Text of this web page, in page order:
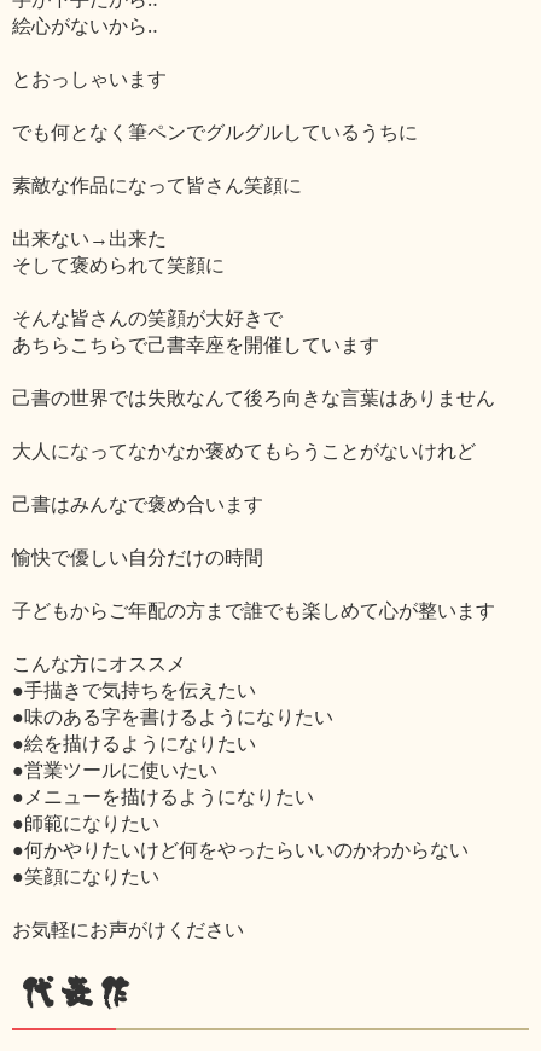
絵心がないから‥
とおっしゃいます
でも何となく筆ペンでグルグルしているうちに
素敵な作品になって皆さん笑顔に
出来ない→出来た
そして褒められて笑顔に
そんな皆さんの笑顔が大好きで
あちらこちらで己書幸座を開催しています
己書の世界では失敗なんて後ろ向きな言葉はありません
大人になってなかなか褒めてもらうことがないけれど
己書はみんなで褒め合います
愉快で優しい自分だけの時間
子どもからご年配の方まで誰でも楽しめて心が整います
こんな方にオススメ
●手描きで気持ちを伝えたい
●味のある字を書けるようになりたい
●絵を描けるようになりたい
●営業ツールに使いたい
●メニューを描けるようになりたい
●師範になりたい
●何かやりたいけど何をやったらいいのかわからない
●笑顔になりたい
お気軽にお声がけください
代表作